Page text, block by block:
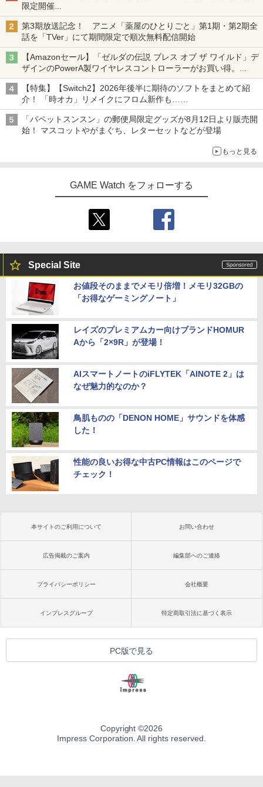
限定開催
オリジナルの湯呑みや寿司皿が景品に登場！
第3期放送記念！ アニメ「薬屋のひとりごと」第1期・第2期全
話を「TVer」にて期間限定で順次無料配信開始
【Amazonセール】「ゼルダの伝説 ブレス オブ ザ ワイルド」デ
ザインのPowerA製ワイヤレスコントローラーがお買い得。
Switch2でも使用可能
【特集】【Switch2】2026年後半に期待のソフトをまとめて紹
介！ 「時オカ」リメイクにフロム新作も……
「パペットスンスン」の郵便局限定グッズが8月12日より販売開
始！ マスコットやがまぐち、レターセットなどが登場
もっと見る
GAME Watch をフォローする
Special Site
お値段そのままでメモリ倍増！メモリ32GBの
「お得なゲーミングノート」
レイズのプレミアムカー向けブランドHOMUR
Aから「2×9R」が登場！
AIスマートノートのiFLYTEK「AINOTE 2」は
なぜ魅力的なのか？
鳥肌ものの「DENON HOME」サウンドを体感
した！
性能の良いお得な中古PC情報はこのページで
チェック！
本サイトのご利用について お問い合わせ
広告掲載のご案内 編集部へのご連絡
プライバシーポリシー 会社概要
インプレスグループ 特定商取引法に基づく表示
PC版で見る
Copyright ©2026
Impress Corporation. All rights reserved.